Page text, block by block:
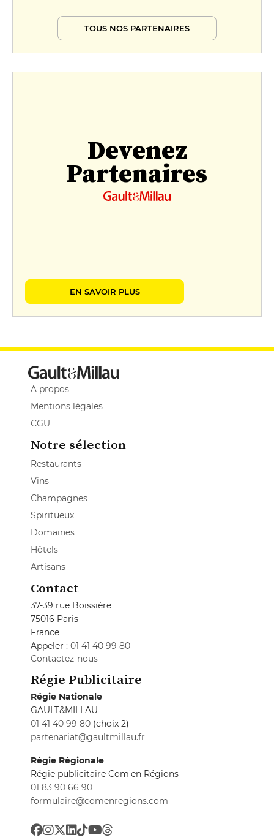
TOUS NOS PARTENAIRES
Devenez
Partenaires
EN SAVOIR PLUS
A propos
Mentions légales
CGU
Notre sélection
Restaurants
Vins
Champagnes
Spiritueux
Domaines
Hôtels
Artisans
Contact
37-39 rue Boissière
75016 Paris
France
Appeler : 01 41 40 99 80
Contactez-nous
Régie Publicitaire
Régie Nationale
GAULT&MILLAU
01 41 40 99 80 (choix 2)
partenariat@gaultmillau.fr
Régie Régionale
Régie publicitaire Com'en Régions
01 83 90 66 90
formulaire@comenregions.com